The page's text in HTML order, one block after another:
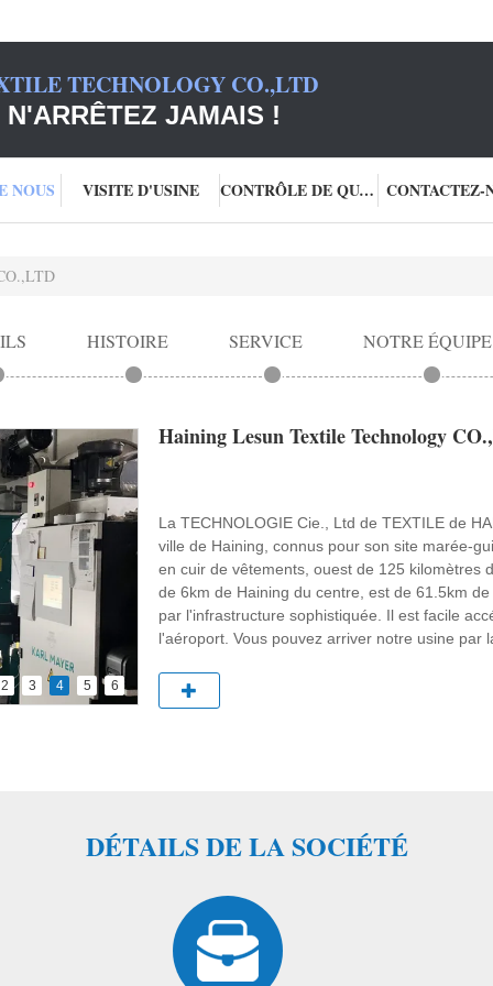
TECHNOLOGY CO.,LTD
JAMAIS !
NOUS VISITE D'USINE CONTRÔLE DE QUALITÉ CONTACTEZ-
HISTOIRE SERVICE NOTRE ÉQUIPE
2 3 4 5 6
Haining Lesun Textile Technology
La TECHNOLOGIE Cie., Ltd de TEXTILE de
ville de Haining, connus pour son site marée-
en cuir de vêtements, ouest de 125 kilomètres
de 6km de Haining du centre, est de 61.5km
par l'infrastructure sophistiquée. Il est facile
l'aéroport. Vous pouvez arriver notre usine par
Établie en 2018, la TECHNOLOGIE Cie., Ltd de
vêtements de sport, série à la maison de
routière, série fonctionnelle. Comme brillez,
golf-usage de rayure, velours d'or, velours
velours de short de Microsoft, pile de jouet,
DÉTAILS DE LA SOCIÉTÉ